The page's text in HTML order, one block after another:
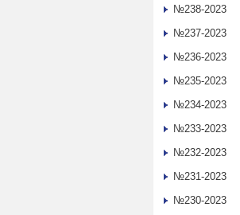
№238-2023
№237-2023
№236-2023
№235-2023
№234-2023
№233-2023
№232-2023
№231-2023
№230-2023